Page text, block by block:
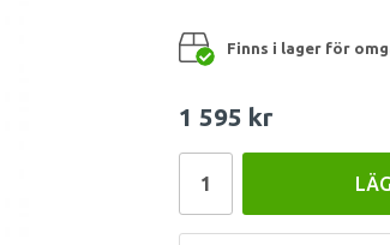
Finns i lager för
1 595 kr